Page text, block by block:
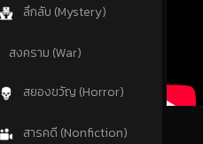
ลึกลับ (Mystery)
สงคราม (War)
สยองขวัญ (Horror)
สารคดี (Nonfiction)